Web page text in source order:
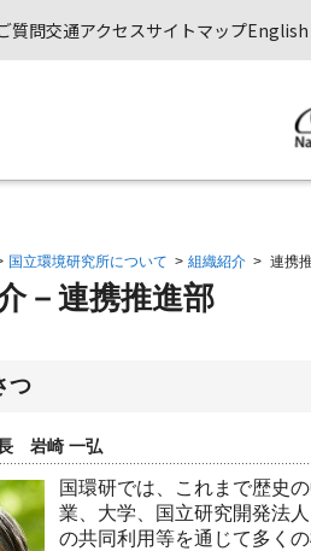
質問交通アクセスサイトマップEnglish
国立環境研究所について > 組織紹介 > 連携
－連携推進部
つ
岩崎 一弘
国環研では、これまで歴史
業、大学、国立研究開発法
の共同利用等を通じて多く